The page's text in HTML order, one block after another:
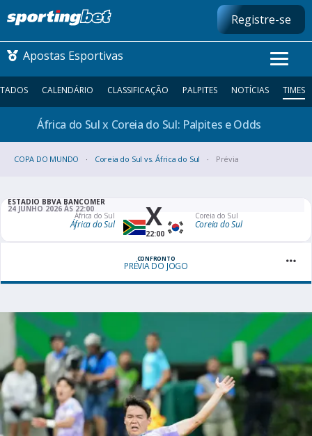
Registre-se
Apostas Esportivas
CONMEBOL LIBERTADORES
FUTEBOL NACIONAL
COMO APOSTAR
MAIS ESPORTES
CALENDÁRIO CLASSIFICAÇÃO PALPITES NOTÍCIAS TIMES
África do Sul x Coreia do Sul: Palpites eOdds
COPA DO MUNDO Coreia do Sul vs. África do Sul Prévia
ESTADIO BBVA BANCOMER
24 JUNHO 2026 ÀS 22:00
África do Sul
África do Sul
Coreia do Sul
Coreia do Sul
X
22:00
CONFRONTO
PRÉVIA DO JOGO